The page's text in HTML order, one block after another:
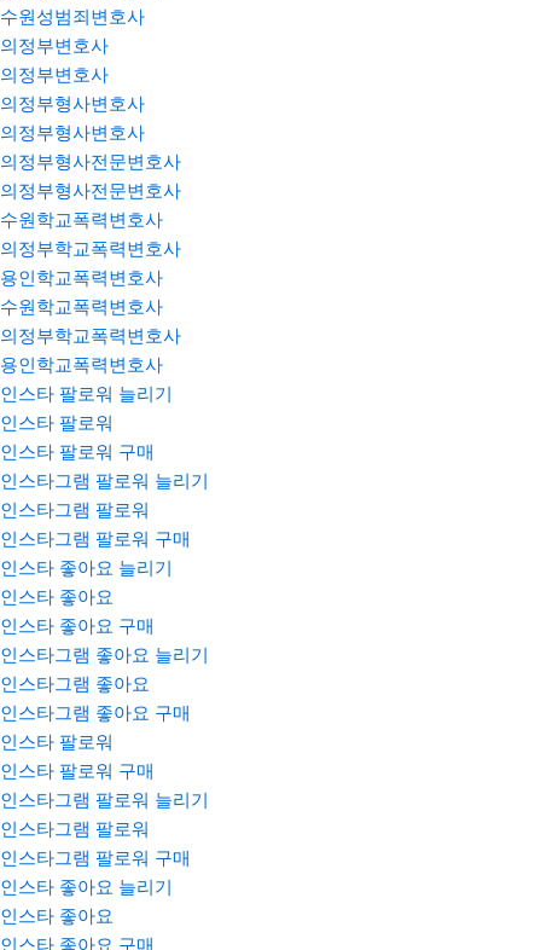
수원성범죄변호사
의정부변호사
의정부변호사
의정부형사변호사
의정부형사변호사
의정부형사전문변호사
의정부형사전문변호사
수원학교폭력변호사
의정부학교폭력변호사
용인학교폭력변호사
수원학교폭력변호사
의정부학교폭력변호사
용인학교폭력변호사
인스타 팔로워 늘리기
인스타 팔로워
인스타 팔로워 구매
인스타그램 팔로워 늘리기
인스타그램 팔로워
인스타그램 팔로워 구매
인스타 좋아요 늘리기
인스타 좋아요
인스타 좋아요 구매
인스타그램 좋아요 늘리기
인스타그램 좋아요
인스타그램 좋아요 구매
인스타 팔로워
인스타 팔로워 구매
인스타그램 팔로워 늘리기
인스타그램 팔로워
인스타그램 팔로워 구매
인스타 좋아요 늘리기
인스타 좋아요
인스타 좋아요 구매